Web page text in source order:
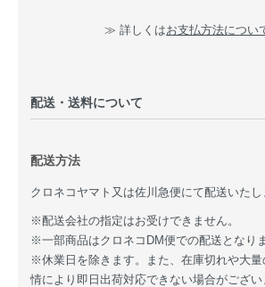
≫ 詳しくはお支払方法につい
配送・送料について
配送方法
クロネコヤマト又は佐川急便にて配送いたし
※配送会社の指定はお受けできません。
※一部商品はクロネコDM便での配送となりま
※休業日を除きます。また、在庫切れや大
情により即日出荷対応できない場合がござい